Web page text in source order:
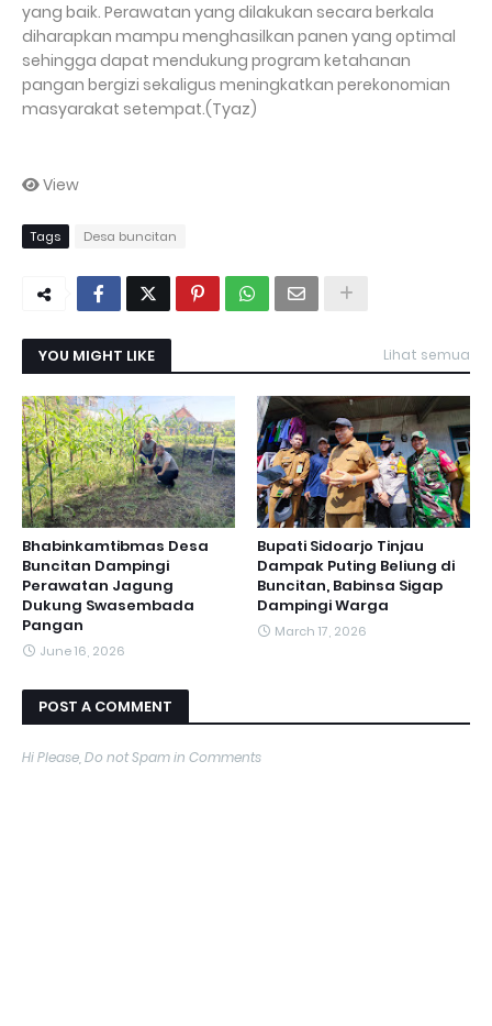
yang baik. Perawatan yang dilakukan secara berkala
diharapkan mampu menghasilkan panen yang optimal
sehingga dapat mendukung program ketahanan
pangan bergizi sekaligus meningkatkan perekonomian
masyarakat setempat.(Tyaz)
View
Tags Desa buncitan
YOU MIGHT LIKE Lihat semua
Bhabinkamtibmas Desa
Buncitan Dampingi
Perawatan Jagung
Dukung Swasembada
Pangan
June 16, 2026
Bupati Sidoarjo Tinjau
Dampak Puting Beliung di
Buncitan, Babinsa Sigap
Dampingi Warga
March 17, 2026
POST A COMMENT
Hi Please, Do not Spam in Comments